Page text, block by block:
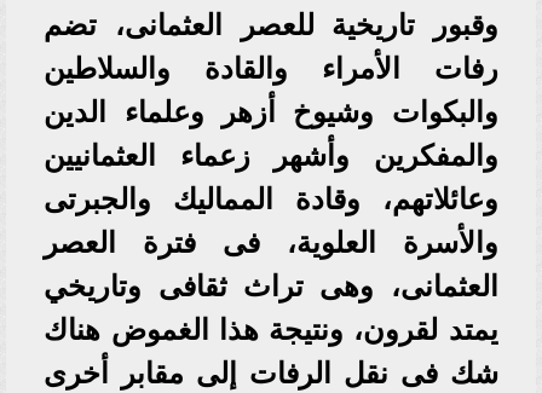
وقبور تاريخية للعصر العثمانى، تضم
رفات الأمراء والقادة والسلاطين
والبكوات وشيوخ أزهر وعلماء الدين
والمفكرين وأشهر زعماء العثمانيين
وعائلاتهم، وقادة المماليك والجبرتى
والأسرة العلوية، فى فترة العصر
العثمانى، وهى تراث ثقافى وتاريخي
يمتد لقرون، ونتيجة هذا الغموض هناك
شك فى نقل الرفات إلى مقابر أخرى